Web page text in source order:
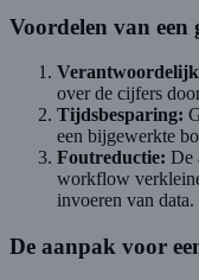
Voordelen van een
over de cijfers
Tijdsbesparing:
een bijgewerkte
Foutreductie: De
workflow
invoeren van data.
De aanpak voor